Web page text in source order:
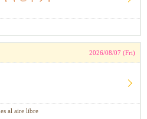
2026/08/07 (Fri)
al aire libre